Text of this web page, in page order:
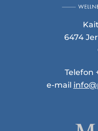
6474
Telefon
e-mail